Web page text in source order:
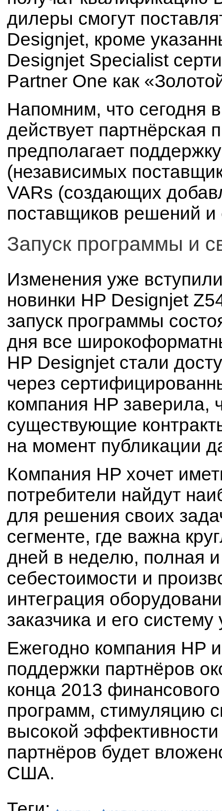
дилеры смогут
Designjet, кроме
Designjet Specialist
Partner One как
Напомним, что сегодня
действует партнёрская
предполагает
(независимых
VARs (создающих
поставщиков решений и
Запуск программы и
Изменения уже
новинки HP Designjet
запуск программы
дня все
HP Designjet стали
через
компания HP заверила,
существующие
на момент публикации
Компания HP хочет
потребители найдут
для решения своих
сегменте, где важна
дней в неделю, полная
себестоимости и
интеграция
заказчика и его
Ежегодно компания HP
поддержки партнёров
конца 2013
программ, стимуляцию
высокой
партнёров будет
США.